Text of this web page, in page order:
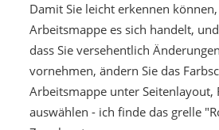
Damit Sie leicht erkennen
Arbeitsmappe es sich handelt,
dass Sie versehentlich
vornehmen, ändern Sie das
Arbeitsmappe unter Seitenlayout,
auswählen - ich finde das grelle